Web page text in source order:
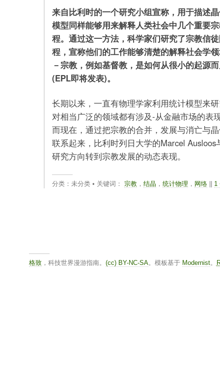
来自比利时的一个研究小组宣称，用于描述
模型同样能够用来解释人类社会中几个重要
程。通过这一方法，科学家们研究了宗教信
程，宣称他们的工作能够清楚的解释社会学
－宗教，例如基督教，是如何从很小的起源
(EPL即将发表)。
长期以来，一直有物理学家利用统计模型来
对相当广泛的领域都有涉及-从金融市场的表
而现在，通过把宗教的合并，发展与消亡与
联系起来，比利时列日大学的Marcel Ausloos
研究方向转到宗教发展的动态表现。
分类：未分类 • 关键词： 宗教， 结晶 ， 统计物理 ， 网络|| 1
格致，科技世界漫游指南。 (cc) BY-NC-SA。模板基于 Modernist。